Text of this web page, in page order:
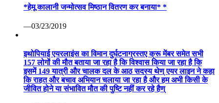
*हेमू कालानी जन्मोत्सव मिष्ठान वितरण कर बनाया* *
—03/23/2019
इथोपियाई एयरलाइंस का विमान दुर्घटनाग्रस्तए क्रू मेंबर समेत सभी
157 लोगों की मौत बताया जा रहा है कि विश्वास किया जा रहा है कि
इसमें 149 यात्री और चालक दल के आठ सदस्य थेण् एयर लाइन ने कहा
कि राहत और बचाव अभियान चलाया जा रहा है और हम अभी किसी के
जीवित होने या संभावित मौत की पुष्टि नहीं कर रहे हैण्